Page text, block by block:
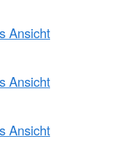
Ansicht
Ansicht
Ansicht